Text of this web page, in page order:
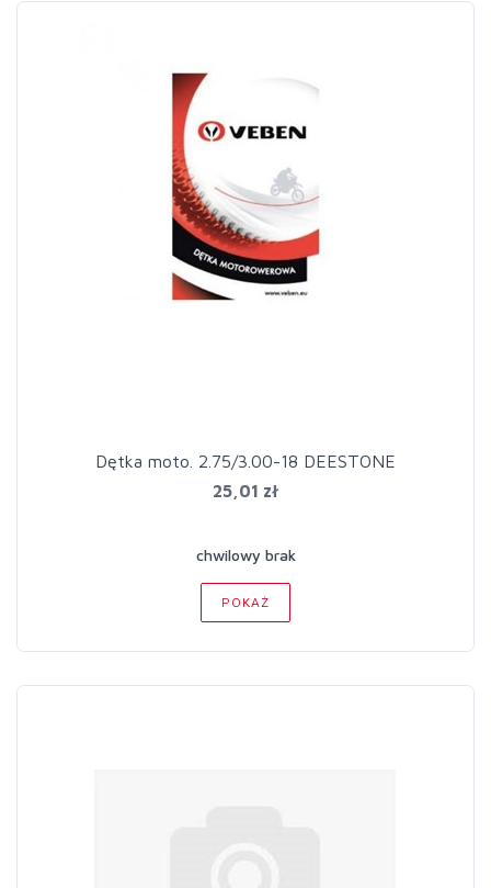
Dętka moto. 2.75/3.00-18 DEESTONE
25,01 zł
chwilowy brak
POKAŻ